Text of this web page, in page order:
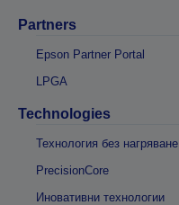
Partners
Epson Partner Portal
LPGA
Technologies
Технология без нагряване
PrecisionCore
Иновативни технологии